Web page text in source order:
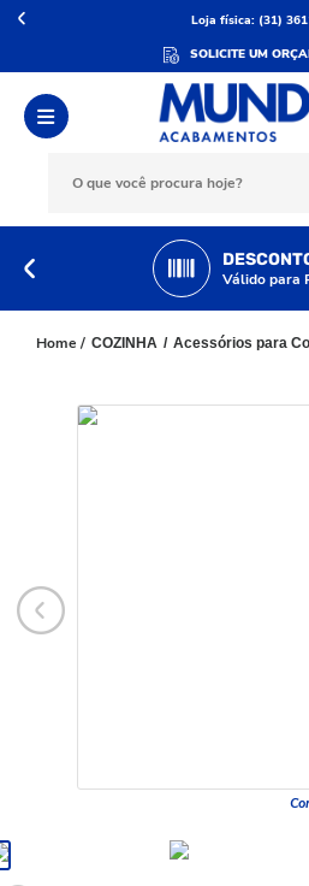
Loja física: (31)
SOLICITE UM
Válido para
COZINHA Acessórios para